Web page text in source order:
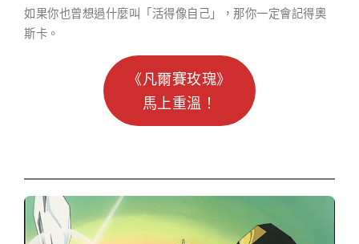
如果你也曾想過什麼叫「活得像自己」，那你一定會記得奧
斯卡。
《凡爾賽玫瑰》
馬上重溫！